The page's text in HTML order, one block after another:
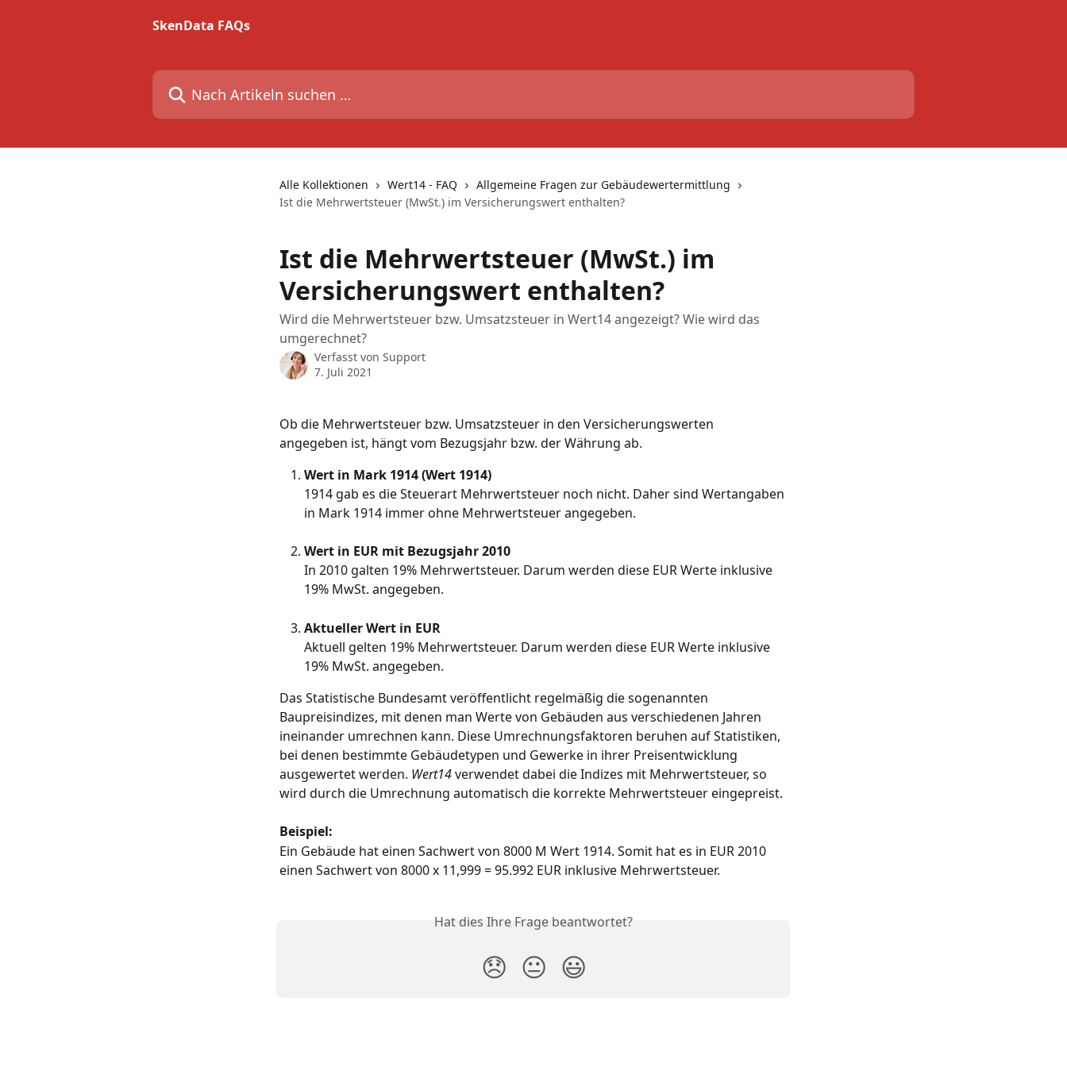
SkenData FAQs
Nach Artikeln suchen …
Alle Kollektionen Wert14 - FAQ
Allgemeine Fragen zur Gebäudewertermittlung
Ist die Mehrwertsteuer (MwSt.) im Versicherungswert enthalten?
Ist die Mehrwertsteuer (MwSt.) im
Versicherungswert enthalten?
Wird die Mehrwertsteuer bzw. Umsatzsteuer in Wert14 angezeigt? Wie wird das
umgerechnet?
Verfasst von Support
7. Juli 2021
Ob die Mehrwertsteuer bzw. Umsatzsteuer in den Versicherungswerten
angegeben ist, hängt vom Bezugsjahr bzw. der Währung ab.
Wert in Mark 1914 (Wert 1914)
1914 gab es die Steuerart Mehrwertsteuer noch nicht. Daher sind Wertangaben
in Mark 1914 immer ohne Mehrwertsteuer angegeben.
Wert in EUR mit Bezugsjahr 2010
In 2010 galten 19% Mehrwertsteuer. Darum werden diese EUR Werte inklusive
19% MwSt. angegeben.
Aktueller Wert in EUR
Aktuell gelten 19% Mehrwertsteuer. Darum werden diese EUR Werte inklusive
19% MwSt. angegeben.
Das Statistische Bundesamt veröffentlicht regelmäßig die sogenannten
Baupreisindizes, mit denen man Werte von Gebäuden aus verschiedenen Jahren
ineinander umrechnen kann. Diese Umrechnungsfaktoren beruhen auf Statistiken,
bei denen bestimmte Gebäudetypen und Gewerke in ihrer Preisentwicklung
ausgewertet werden. Wert14 verwendet dabei die Indizes mit Mehrwertsteuer, so
wird durch die Umrechnung automatisch die korrekte Mehrwertsteuer eingepreist.
Beispiel:
Ein Gebäude hat einen Sachwert von 8000 M Wert 1914. Somit hat es in EUR 2010
einen Sachwert von 8000 x 11,999 = 95.992 EUR inklusive Mehrwertsteuer.
Hat dies Ihre Frage beantwortet?
😞 😐 😃